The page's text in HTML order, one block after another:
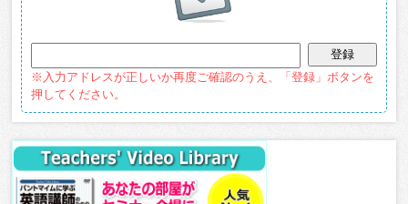
※入力アドレスが正しいか再度ご確認のうえ、「登録」ボタンを
押してください。